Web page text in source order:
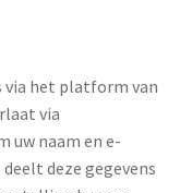
via het platform van
via
uw naam en e-
deze gegevens